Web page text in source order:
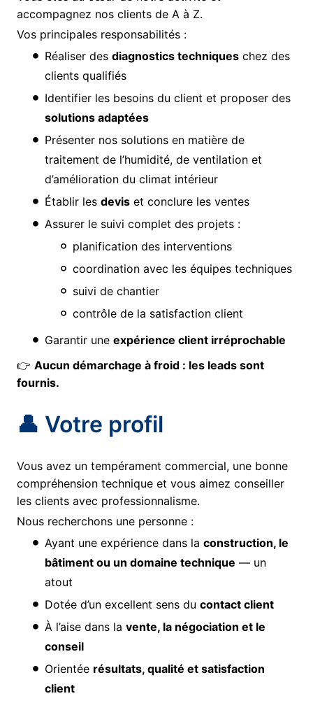
accompagnez nos clients de A à Z.
Vos principales responsabilités :
Réaliser des diagnostics techniques chez des
clients qualifiés
Identifier les besoins du client et proposer des
solutions adaptées
Présenter nos solutions en matière de
traitement de l’humidité, de ventilation et
d’amélioration du climat intérieur
Établir les devis et conclure les ventes
Assurer le suivi complet des projets :
planification des interventions
coordination avec les équipes techniques
suivi de chantier
contrôle de la satisfaction client
Garantir une expérience client irréprochable
👉 Aucun démarchage à froid : les leads sont
fournis.
👤 Votre profil
Vous avez un tempérament commercial, une bonne
compréhension technique et vous aimez conseiller
les clients avec professionnalisme.
Nous recherchons une personne :
Ayant une expérience dans la construction, le
bâtiment ou un domaine technique — un
atout
Dotée d’un excellent sens du contact client
À l’aise dans la vente, la négociation et le
conseil
Orientée résultats, qualité et satisfaction
client